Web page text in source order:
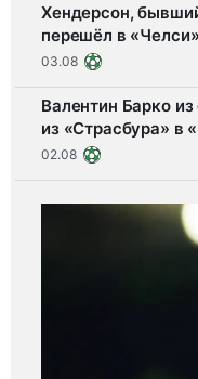
Хендерсон,
перешёл в «Челси»
03.08
Валентин Барко
из «Страсбура» в
02.08